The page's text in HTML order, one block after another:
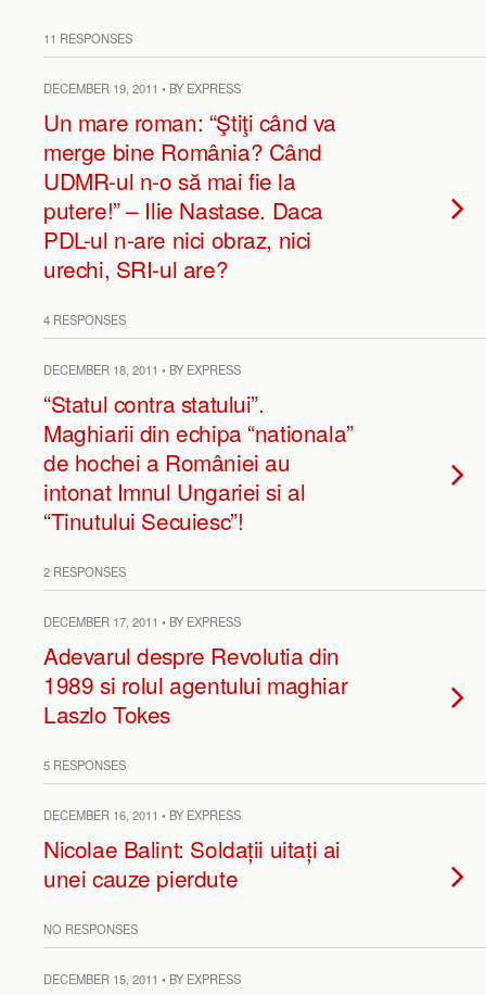
11 RESPONSES
DECEMBER 19, 2011 • BY EXPRESS
Un mare roman: “Ştiţi când va
merge bine România? Când
UDMR-ul n-o să mai fie la
putere!” – Ilie Nastase. Daca
PDL-ul n-are nici obraz, nici
urechi, SRI-ul are?
4 RESPONSES
DECEMBER 18, 2011 • BY EXPRESS
“Statul contra statului”.
Maghiarii din echipa “nationala”
de hochei a României au
intonat Imnul Ungariei si al
“Tinutului Secuiesc”!
2 RESPONSES
DECEMBER 17, 2011 • BY EXPRESS
Adevarul despre Revolutia din
1989 si rolul agentului maghiar
Laszlo Tokes
5 RESPONSES
DECEMBER 16, 2011 • BY EXPRESS
Nicolae Balint: Soldații uitați ai
unei cauze pierdute
NO RESPONSES
DECEMBER 15, 2011 • BY EXPRESS